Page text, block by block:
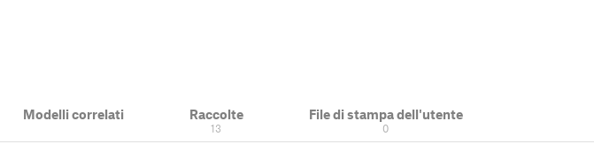
Modelli correlati Raccolte
13
File di stampa dell'utente
0